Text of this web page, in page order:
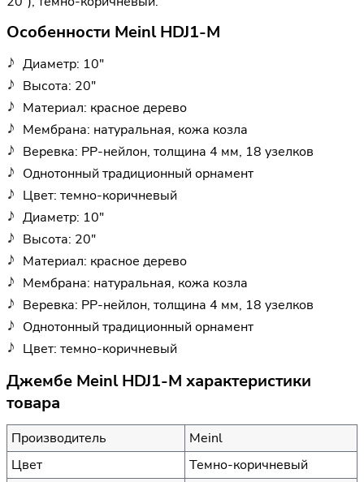
Особенности Meinl HDJ1-M
Диаметр: 10"
Высота: 20"
Материал: красное дерево
Мембрана: натуральная, кожа козла
Веревка: PP-нейлон, толщина 4 мм, 18 узелков
Однотонный традиционный орнамент
Цвет: темно-коричневый
Диаметр: 10"
Высота: 20"
Материал: красное дерево
Мембрана: натуральная, кожа козла
Веревка: PP-нейлон, толщина 4 мм, 18 узелков
Однотонный традиционный орнамент
Цвет: темно-коричневый
Джембе Meinl HDJ1-M характеристики
товара
Производитель
Meinl
Цвет
Темно-коричневый